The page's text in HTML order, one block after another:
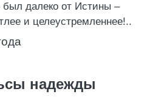
был далеко от Истины –
и целеустремленнее!..
надежды